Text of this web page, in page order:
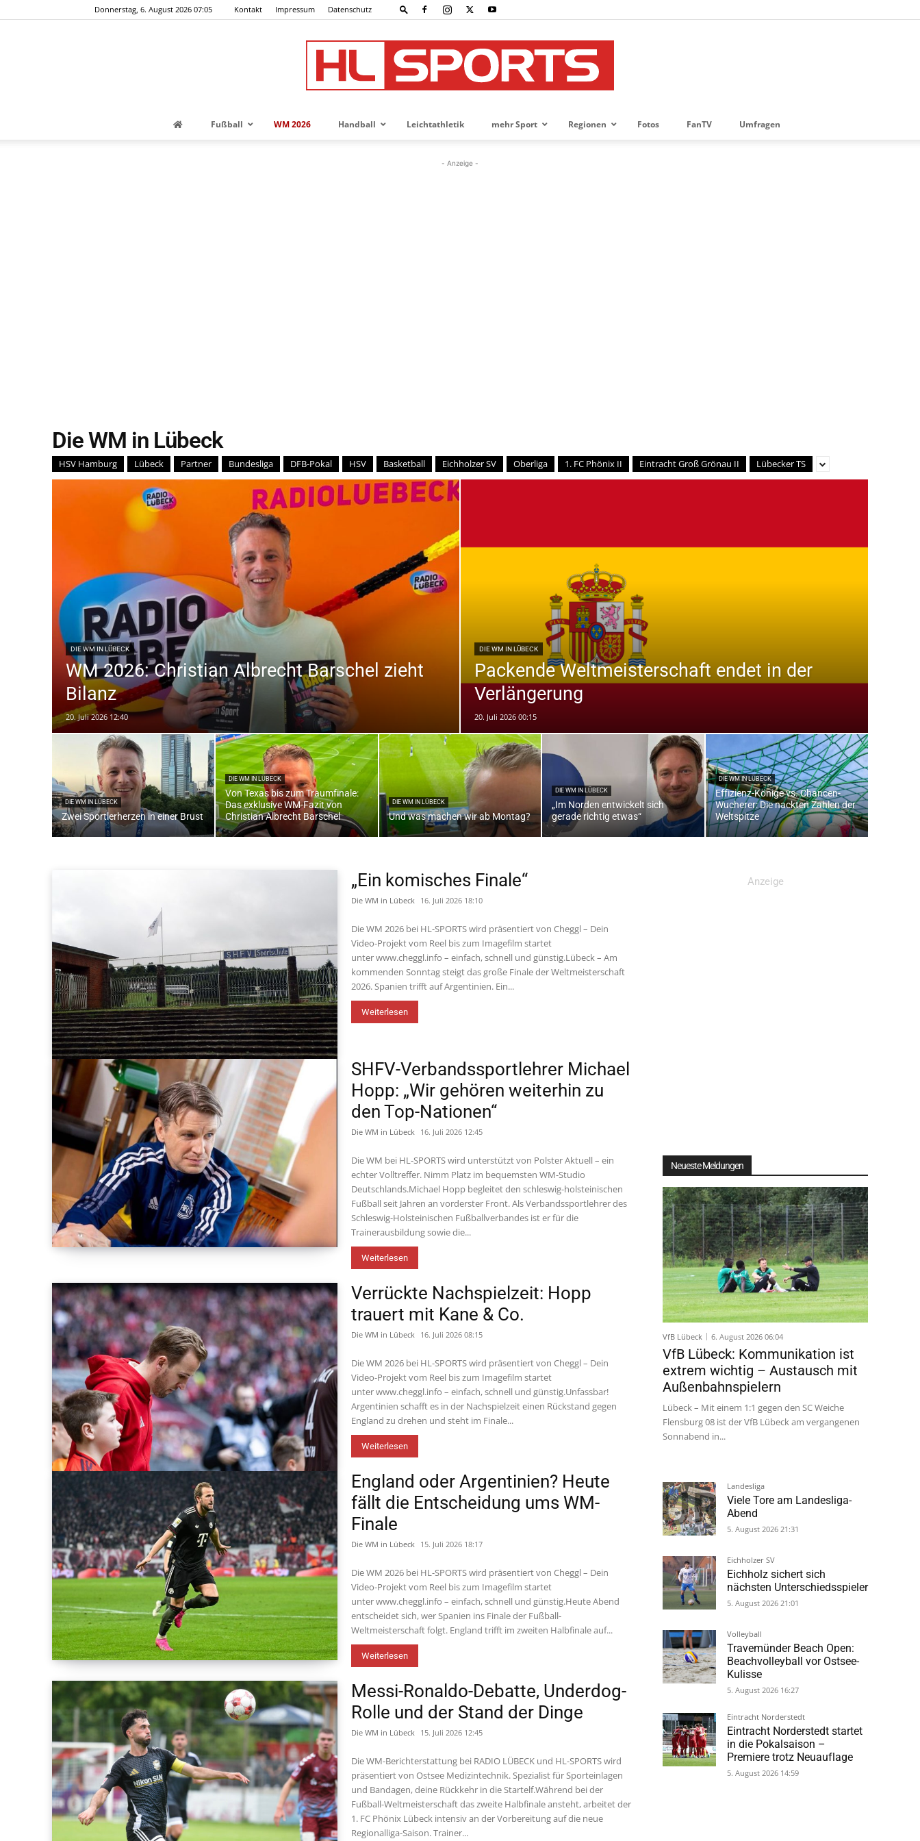
Donnerstag, 6. August 2026 07:05 Kontakt Impressum Datenschutz
Region
Fußball WM 2026 Handball Leichtathletik mehr Sport Regionen Fotos FanTV Umfragen
- Anzeige -
Die WM in Lübeck
HSV Hamburg Lübeck Partner Bundesliga DFB-Pokal HSV Basketball Eichholzer SV Oberliga 1. FC Phönix II Eintracht Groß Grönau II Lübecker TS
DIE WM IN LÜBECK
WM 2026: Christian Albrecht Barschel zieht
Bilanz
20. Juli 2026 12:40
DIE WM IN LÜBECK
Packende Weltmeisterschaft endet in der
Verlängerung
20. Juli 2026 00:15
DIE WM IN LÜBECK
Zwei Sportlerherzen in einer Brust
DIE WM IN LÜBECK
Von Texas bis zum Traumfinale:
Das exklusive WM-Fazit von
Christian Albrecht Barschel
DIE WM IN LÜBECK
Und was machen wir ab Montag?
DIE WM IN LÜBECK
„Im Norden entwickelt sich
gerade richtig etwas“
DIE WM IN LÜBECK
Effizienz-Könige vs. Chancen-
Wucherer: Die nackten Zahlen der
Weltspitze
„Ein komisches Finale“
Die WM in Lübeck 16. Juli 2026 18:10
Die WM 2026 bei HL-SPORTS wird präsentiert von Cheggl – Dein
Video-Projekt vom Reel bis zum Imagefilm startet
unter www.cheggl.info – einfach, schnell und günstig.Lübeck – Am
kommenden Sonntag steigt das große Finale der Weltmeisterschaft
2026. Spanien trifft auf Argentinien. Ein...
Weiterlesen
SHFV-Verbandssportlehrer Michael
Hopp: „Wir gehören weiterhin zu
den Top-Nationen“
Die WM in Lübeck 16. Juli 2026 12:45
Die WM bei HL-SPORTS wird unterstützt von Polster Aktuell – ein
echter Volltreffer. Nimm Platz im bequemsten WM-Studio
Deutschlands.Michael Hopp begleitet den schleswig-holsteinischen
Fußball seit Jahren an vorderster Front. Als Verbandssportlehrer des
Schleswig-Holsteinischen Fußballverbandes ist er für die
Trainerausbildung sowie die...
Weiterlesen
Verrückte Nachspielzeit: Hopp
trauert mit Kane & Co.
Die WM in Lübeck 16. Juli 2026 08:15
Die WM 2026 bei HL-SPORTS wird präsentiert von Cheggl – Dein
Video-Projekt vom Reel bis zum Imagefilm startet
unter www.cheggl.info – einfach, schnell und günstig.Unfassbar!
Argentinien schafft es in der Nachspielzeit einen Rückstand gegen
England zu drehen und steht im Finale...
Weiterlesen
England oder Argentinien? Heute
fällt die Entscheidung ums WM-
Finale
Die WM in Lübeck 15. Juli 2026 18:17
Die WM 2026 bei HL-SPORTS wird präsentiert von Cheggl – Dein
Video-Projekt vom Reel bis zum Imagefilm startet
unter www.cheggl.info – einfach, schnell und günstig.Heute Abend
entscheidet sich, wer Spanien ins Finale der Fußball-
Weltmeisterschaft folgt. England trifft im zweiten Halbfinale auf...
Weiterlesen
Messi-Ronaldo-Debatte, Underdog-
Rolle und der Stand der Dinge
Die WM in Lübeck 15. Juli 2026 12:45
Die WM-Berichterstattung bei RADIO LÜBECK und HL-SPORTS wird
präsentiert von Ostsee Medizintechnik. Spezialist für Sporteinlagen
und Bandagen, deine Rückkehr in die Startelf.Während bei der
Fußball-Weltmeisterschaft das zweite Halbfinale ansteht, arbeitet der
1. FC Phönix Lübeck intensiv an der Vorbereitung auf die neue
Regionalliga-Saison. Trainer...
Anzeige
VfB Lübeck 6. August 2026 06:04
VfB Lübeck: Kommunikation ist
extrem wichtig – Austausch mit
Außenbahnspielern
Lübeck – Mit einem 1:1 gegen den SC Weiche
Flensburg 08 ist der VfB Lübeck am vergangenen
Sonnabend in...
Landesliga
Viele Tore am Landesliga-
Eichholzer SV
Eichholz sichert sich
nächsten Unterschiedsspieler
5. August 2026 21:01
Volleyball
Travemünder Beach Open:
Beachvolleyball vor Ostsee-
Kulisse
Eintracht Norderstedt
Eintracht Norderstedt startet
in die Pokalsaison –
Premiere trotz Neuauflage